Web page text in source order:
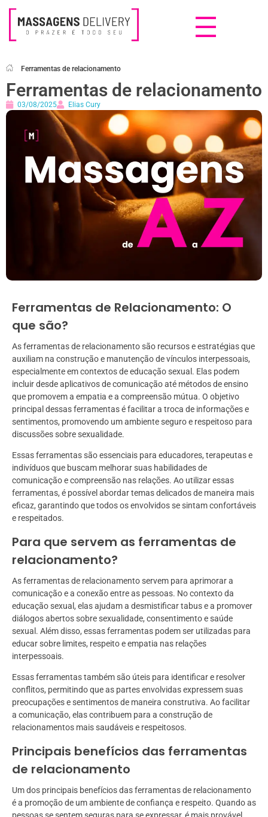
Ferramentas de relacionamento
Ferramentas de relacionamento
03/08/2025 Elias Cury
Ferramentas de Relacionamento: O
que são?
As ferramentas de relacionamento são recursos e estratégias que
auxiliam na construção e manutenção de vínculos interpessoais,
especialmente em contextos de educação sexual. Elas podem
incluir desde aplicativos de comunicação até métodos de ensino
que promovem a empatia e a compreensão mútua. O objetivo
principal dessas ferramentas é facilitar a troca de informações e
sentimentos, promovendo um ambiente seguro e respeitoso para
discussões sobre sexualidade.
Essas ferramentas são essenciais para educadores, terapeutas e
indivíduos que buscam melhorar suas habilidades de
comunicação e compreensão nas relações. Ao utilizar essas
ferramentas, é possível abordar temas delicados de maneira mais
eficaz, garantindo que todos os envolvidos se sintam confortáveis
e respeitados.
Para que servem as ferramentas de
relacionamento?
As ferramentas de relacionamento servem para aprimorar a
comunicação e a conexão entre as pessoas. No contexto da
educação sexual, elas ajudam a desmistificar tabus e a promover
diálogos abertos sobre sexualidade, consentimento e saúde
sexual. Além disso, essas ferramentas podem ser utilizadas para
educar sobre limites, respeito e empatia nas relações
interpessoais.
Essas ferramentas também são úteis para identificar e resolver
conflitos, permitindo que as partes envolvidas expressem suas
preocupações e sentimentos de maneira construtiva. Ao facilitar
a comunicação, elas contribuem para a construção de
relacionamentos mais saudáveis e respeitosos.
Principais benefícios das ferramentas
de relacionamento
Um dos principais benefícios das ferramentas de relacionamento
é a promoção de um ambiente de confiança e respeito. Quando as